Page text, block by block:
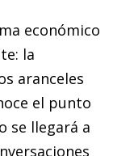
económico
la
aranceles
el punto
se llegará a